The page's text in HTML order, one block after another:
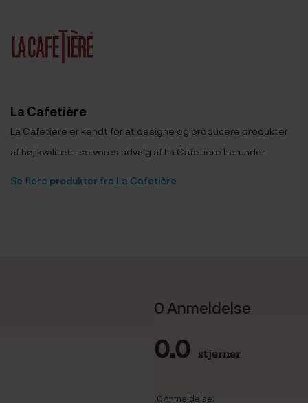
La Cafetière
La Cafetière er kendt for at designe og producere produkter
af høj kvalitet - se vores udvalg af La Cafetière herunder.
Se flere produkter fra La Cafetière
0 Anmeldelse
0.0 stjerner
(0 Anmeldelse)